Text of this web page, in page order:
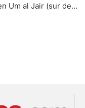
Um al Jair (sur de...